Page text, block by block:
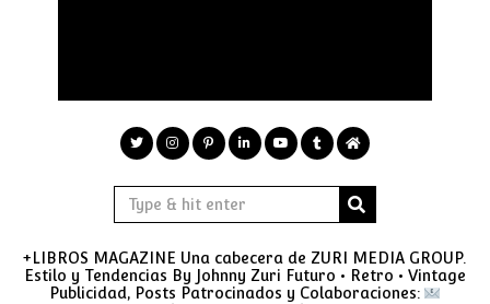
+LIBROS MAGAZINE Una cabecera de ZURI MEDIA GROUP.
Estilo y Tendencias By Johnny Zuri Futuro • Retro • Vintage
Publicidad, Posts Patrocinados y Colaboraciones: